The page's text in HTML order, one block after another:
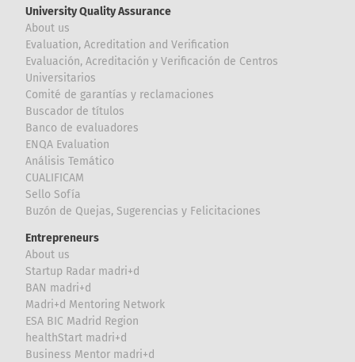
University Quality Assurance
About us
Evaluation, Acreditation and Verification
Evaluación, Acreditación y Verificación de Centros
Universitarios
Comité de garantías y reclamaciones
Buscador de títulos
Banco de evaluadores
ENQA Evaluation
Análisis Temático
CUALIFICAM
Sello Sofía
Buzón de Quejas, Sugerencias y Felicitaciones
Entrepreneurs
About us
Startup Radar madri+d
BAN madri+d
Madri+d Mentoring Network
ESA BIC Madrid Region
healthStart madri+d
Business Mentor madri+d